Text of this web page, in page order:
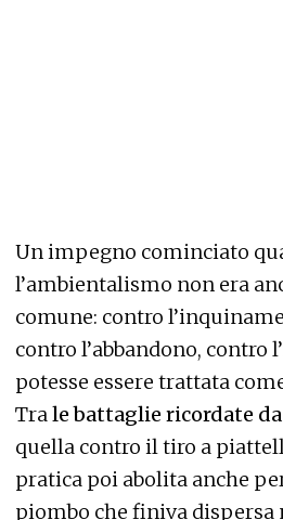
Un impegno cominciato
l’ambientalismo non era
comune: contro
contro l’abbandono, contro
potesse essere trattata
Trale battaglie ricordate
quella contro il tiro a
pratica poi abolita anche
piombo che finiva dispersa